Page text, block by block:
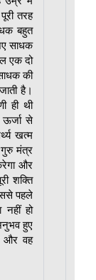
तरह
बहुत
साधक
एक दो
की
है।
ही थी
से
खत्म
मंत्र
और
शक्ति
पहले
हो
हुए
और वह